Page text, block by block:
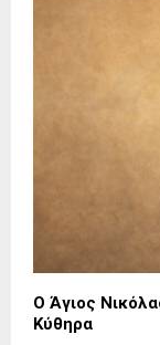
Ο Άγιος
Κύθηρα